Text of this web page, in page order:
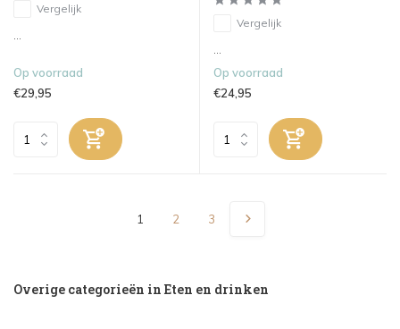
Vergelijk
Op voorraad
€29,95
Vergelijk
...
Op voorraad
€24,95
1 2 3
Overige categorieën in Eten en drinken